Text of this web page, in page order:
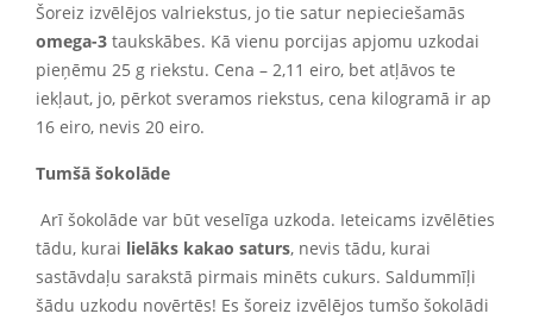
Šoreiz izvēlējos valriekstus, jo tie satur nepieciešamās
omega-3 taukskābes. Kā vienu porcijas apjomu uzkodai
pieņēmu 25 g riekstu. Cena – 2,11 eiro, bet atļāvos te
iekļaut, jo, pērkot sveramos riekstus, cena kilogramā ir ap
16 eiro, nevis 20 eiro.
Tumšā šokolāde
Arī šokolāde var būt veselīga uzkoda. Ieteicams izvēlēties
tādu, kurai lielāks kakao saturs, nevis tādu, kurai
sastāvdaļu sarakstā pirmais minēts cukurs. Saldummīļi
šādu uzkodu novērtēs! Es šoreiz izvēlējos tumšo šokolādi